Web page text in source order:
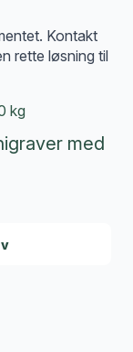
Kontakt
rette løsning til
med